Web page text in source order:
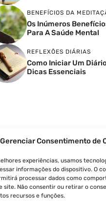
Gerenciar Consentimento de
experiências, usamos
informações do dispositivo. O
processar dados como
site. Não consentir ou retirar o
recursos e funções.
BENEFÍCIOS DA
Os Inúmeros
Para A Saúde Mental
REFLEXÕES DIÁRIAS
Como Iniciar Um
Dicas Essenciais
PRIVACIDADE